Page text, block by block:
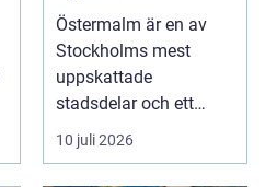
matupplevelser i
en av Stockholms
mest attraktiva
stadsdelar
Östermalm är en av
Stockholms mest
uppskattade
stadsdelar och ett
självklart val f&ou...
10 juli 2026